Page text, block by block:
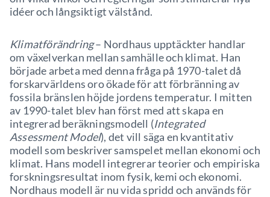
idéer och långsiktigt välstånd.
Klimatförändring– Nordhaus upptäckter handlar
om växelverkan mellan samhälle och klimat. Han
började arbeta med denna fråga på 1970-talet då
forskarvärldens oro ökade för att förbränning av
fossila bränslen höjde jordens temperatur. I mitten
av 1990-talet blev han först med att skapa en
integrerad beräkningsmodell (Integrated
Assessment Model), det vill säga en kvantitativ
modell som beskriver samspelet mellan ekonomi och
klimat. Hans modell integrerar teorier och empiriska
forskningsresultat inom fysik, kemi och ekonomi.
Nordhaus modell är nu vida spridd och används för